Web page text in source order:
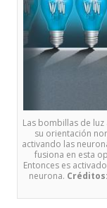
Las bombillas de
su orientación
activando las
fusiona en esta
Entonces es
neurona.